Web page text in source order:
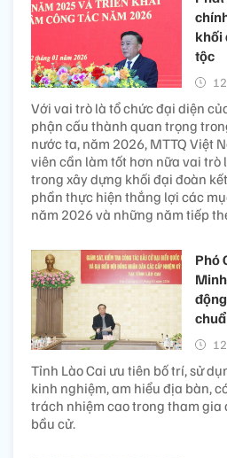
khối
tộc
Với vai trò là tổ chức đại diện
phận cấu thành quan trọng
nước ta, năm 2026, MTTQ Việt
viên cần làm tốt hơn nữa vai trò
trong xây dựng khối đại đoàn
phần thực hiện thắng lợi các
năm 2026 và những năm tiếp
Phó
Tỉnh Lào Cai ưu tiên bố trí, sử
kinh nghiệm, am hiểu địa bàn,
trách nhiệm cao trong tham gia
bầu cử.